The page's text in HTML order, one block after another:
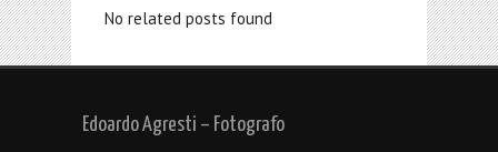
No related posts found
Edoardo Agresti – Fotografo